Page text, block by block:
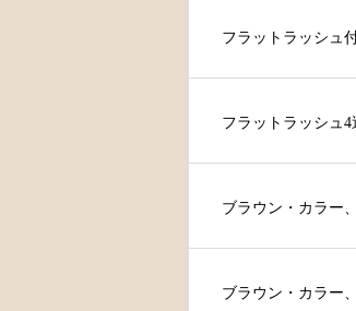
フラットラッシュ
フラットラッシュ
ブラウン・カラー
ブラウン・カラー